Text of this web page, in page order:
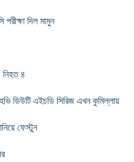
পরীক্ষা দিল মামুন
নিহত ৪
হেভি ডিউটি এইচডি সিরিজ এখন কুমিল্লায়
ফেস্টুন